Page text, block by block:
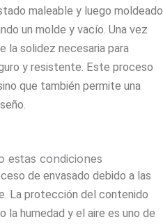
maleable y luego moldeado
un molde y vacío. Una vez
la solidez necesaria para
y resistente. Este proceso
que también permite una
estas condiciones
de envasado debido a las
La protección del contenido
humedad y el aire es uno de